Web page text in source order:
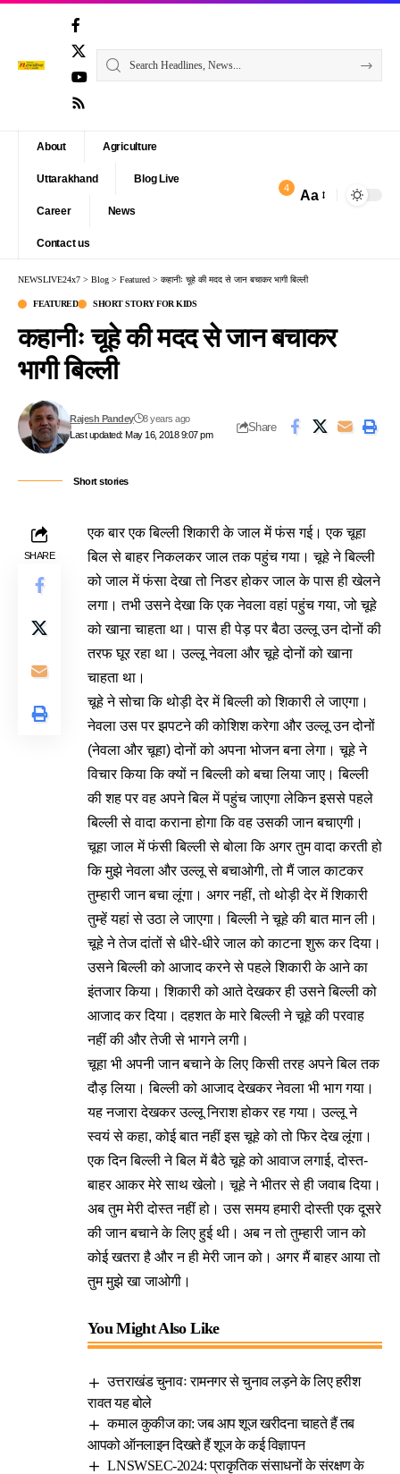
About Agriculture
Uttarakhand Blog Live
Career News
Contact us
4 Aa
NEWSLIVE24x7 > Blog > Featured > कहानीः चूहे की मदद से जान बचाकर भागी बिल्ली
FEATURED SHORT STORY FOR KIDS
कहानीः चूहे की मदद से जान बचाकर
भागी बिल्ली
Last updated: May 16, 2018 9:07 pm
Rajesh Pandey 8 years ago
Share
Short stories
SHARE
एक बार एक बिल्ली शिकारी के जाल में फंस गई। एक चूहा
बिल से बाहर निकलकर जाल तक पहुंच गया। चूहे ने बिल्ली
को जाल में फंसा देखा तो निडर होकर जाल के पास ही खेलने
लगा। तभी उसने देखा कि एक नेवला वहां पहुंच गया, जो चूहे
को खाना चाहता था। पास ही पेड़ पर बैठा उल्लू उन दोनों की
तरफ घूर रहा था। उल्लू नेवला और चूहे दोनों को खाना
चाहता था।
चूहे ने सोचा कि थोड़ी देर में बिल्ली को शिकारी ले जाएगा।
नेवला उस पर झपटने की कोशिश करेगा और उल्लू उन दोनों
(नेवला और चूहा) दोनों को अपना भोजन बना लेगा। चूहे ने
विचार किया कि क्यों न बिल्ली को बचा लिया जाए। बिल्ली
की शह पर वह अपने बिल में पहुंच जाएगा लेकिन इससे पहले
बिल्ली से वादा कराना होगा कि वह उसकी जान बचाएगी।
चूहा जाल में फंसी बिल्ली से बोला कि अगर तुम वादा करती हो
कि मुझे नेवला और उल्लू से बचाओगी, तो मैं जाल काटकर
तुम्हारी जान बचा लूंगा। अगर नहीं, तो थोड़ी देर में शिकारी
तुम्हें यहां से उठा ले जाएगा। बिल्ली ने चूहे की बात मान ली।
चूहे ने तेज दांतों से धीरे-धीरे जाल को काटना शुरू कर दिया।
उसने बिल्ली को आजाद करने से पहले शिकारी के आने का
इंतजार किया। शिकारी को आते देखकर ही उसने बिल्ली को
आजाद कर दिया। दहशत के मारे बिल्ली ने चूहे की परवाह
नहीं की और तेजी से भागने लगी।
चूहा भी अपनी जान बचाने के लिए किसी तरह अपने बिल तक
दौड़ लिया। बिल्ली को आजाद देखकर नेवला भी भाग गया।
यह नजारा देखकर उल्लू निराश होकर रह गया। उल्लू ने
स्वयं से कहा, कोई बात नहीं इस चूहे को तो फिर देख लूंगा।
एक दिन बिल्ली ने बिल में बैठे चूहे को आवाज लगाई, दोस्त-
बाहर आकर मेरे साथ खेलो। चूहे ने भीतर से ही जवाब दिया।
अब तुम मेरी दोस्त नहीं हो। उस समय हमारी दोस्ती एक दूसरे
की जान बचाने के लिए हुई थी। अब न तो तुम्हारी जान को
कोई खतरा है और न ही मेरी जान को। अगर मैं बाहर आया तो
तुम मुझे खा जाओगी।
You Might Also Like
उत्तराखंड चुनावः रामनगर से चुनाव लड़ने के लिए हरीश
रावत यह बोले
कमाल कुकीज का: जब आप शूज खरीदना चाहते हैं तब
आपको ऑनलाइन दिखते हैं शूज के कई विज्ञापन
LNSWSEC-2024: प्राकृतिक संसाधनों के संरक्षण के